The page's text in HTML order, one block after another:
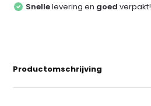
Snellelevering en goed verpakt!
Productomschrijving